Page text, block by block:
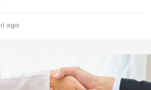
ago